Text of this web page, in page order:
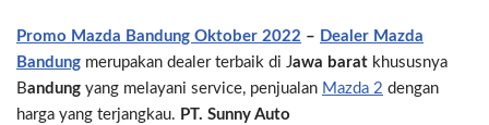
Promo Mazda Bandung Oktober 2022 – Dealer Mazda
Bandung merupakan dealer terbaik di Jawa barat khususnya
Bandung yang melayani service, penjualan Mazda 2 dengan
harga yang terjangkau. PT. Sunny Auto